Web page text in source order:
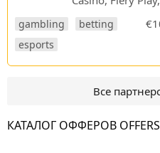
gambling
betting
esports
Все
КАТАЛОГ ОФФЕРОВ